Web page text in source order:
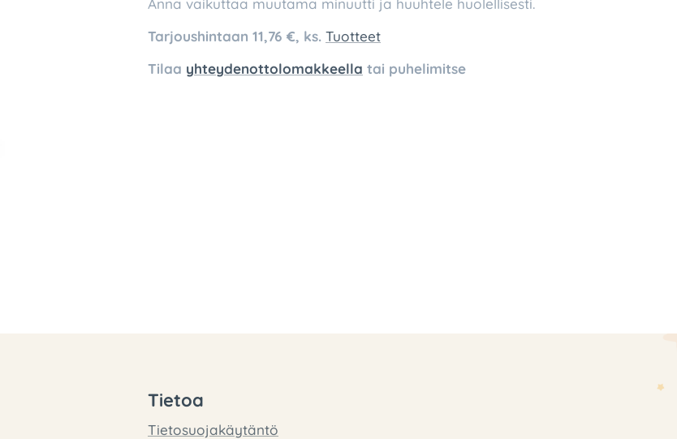
Anna vaikuttaa muutama minuutti ja huuhtele huolellisesti.
Tarjoushintaan 11,76 €, ks. Tuotteet
Tilaa yhteydenottolomakkeella tai puhelimitse
Tietoa
Tietosuojakäytäntö